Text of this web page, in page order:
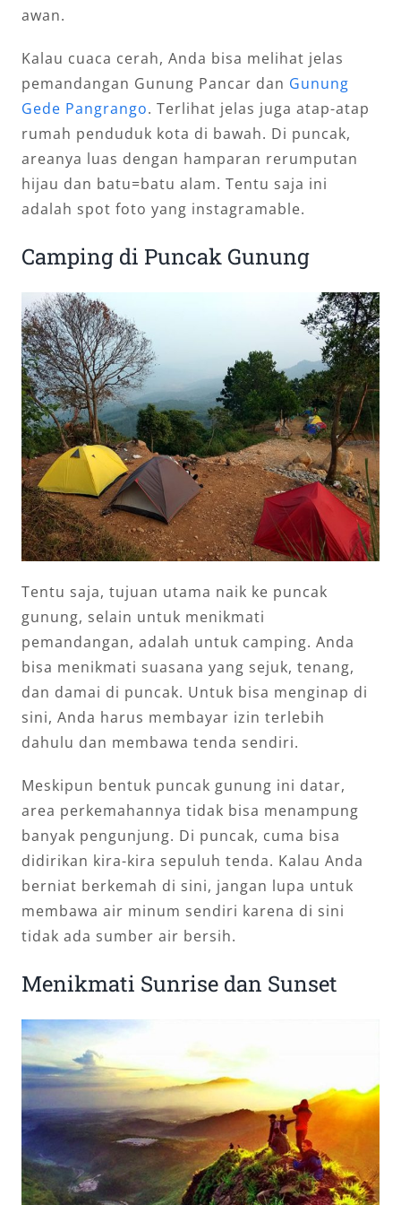
awan.
Kalau cuaca cerah, Anda bisa melihat jelas
pemandangan Gunung Pancar dan Gunung
Gede Pangrango. Terlihat jelas juga atap-atap
rumah penduduk kota di bawah. Di puncak,
areanya luas dengan hamparan rerumputan
hijau dan batu=batu alam. Tentu saja ini
adalah spot foto yang instagramable.
Camping di Puncak Gunung
Tentu saja, tujuan utama naik ke puncak
gunung, selain untuk menikmati
pemandangan, adalah untuk camping. Anda
bisa menikmati suasana yang sejuk, tenang,
dan damai di puncak. Untuk bisa menginap di
sini, Anda harus membayar izin terlebih
dahulu dan membawa tenda sendiri.
Meskipun bentuk puncak gunung ini datar,
area perkemahannya tidak bisa menampung
banyak pengunjung. Di puncak, cuma bisa
didirikan kira-kira sepuluh tenda. Kalau Anda
berniat berkemah di sini, jangan lupa untuk
membawa air minum sendiri karena di sini
tidak ada sumber air bersih.
Menikmati Sunrise dan Sunset